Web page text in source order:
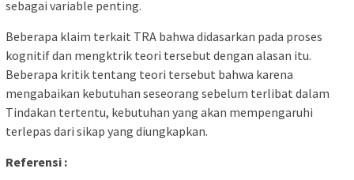
sebagai variable penting.
Beberapa klaim terkait TRA bahwa didasarkan pada proses
kognitif dan mengktrik teori tersebut dengan alasan itu.
Beberapa kritik tentang teori tersebut bahwa karena
mengabaikan kebutuhan seseorang sebelum terlibat dalam
Tindakan tertentu, kebutuhan yang akan mempengaruhi
terlepas dari sikap yang diungkapkan.
Referensi :